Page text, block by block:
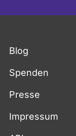
Blog
Spenden
Presse
Impressum